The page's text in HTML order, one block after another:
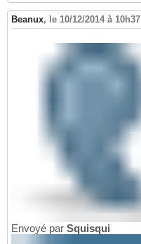
Beanux, le 10/12/2014 à 10h37
Envoyé par Squisqui